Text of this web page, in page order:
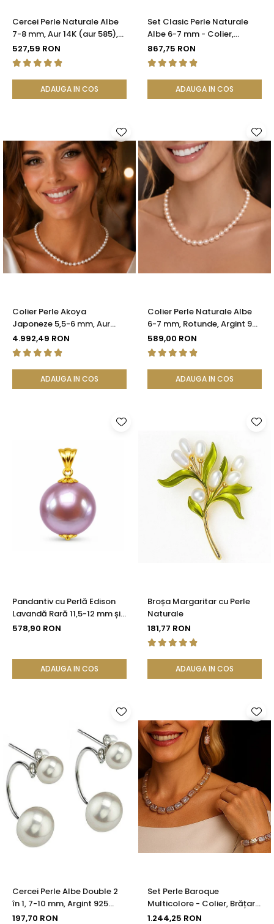
Cercei Perle Naturale Albe
7-8 mm, Aur 14K (aur 585),
Calitatea AAA | KASKADDA®
527,59 RON
ADAUGA IN COS
Set Clasic Perle Naturale
Albe 6-7 mm - Colier,
Brățară și Cercei, Argint 925
| KASKADDA®
867,75 RON
ADAUGA IN COS
Colier Perle Akoya
Japoneze 5,5-6 mm, Aur
Galben 14K cu Închizătoare
Filigranată | KASKADDA®
4.992,49 RON
ADAUGA IN COS
Colier Perle Naturale Albe
6-7 mm, Rotunde, Argint 925
| KASKADDA®
589,00 RON
ADAUGA IN COS
Pandantiv cu Perlă Edison
Lavandă Rară 11,5-12 mm și
Aur 14K (aur 585) |
578,90 RON
ADAUGA IN COS
Broșa Margaritar cu Perle
Naturale
181,77 RON
ADAUGA IN COS
Cercei Perle Albe Double 2
în 1, 7-10 mm, Argint 925
Placat cu Platină |
197,70 RON
Set Perle Baroque
Multicolore - Colier, Brățară
și Cercei, Argint 925 |
1.244,25 RON